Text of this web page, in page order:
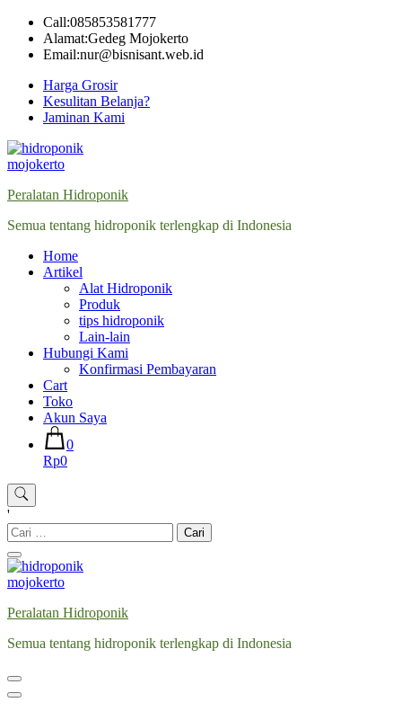
Skip
content
Call:085853581777
Alamat:Gedeg Mojokerto
Email:nur@bisnisant.web.id
Harga Grosir
Kesulitan Belanja?
Jaminan Kami
Peralatan Hidroponik
Semua tentang hidroponik terlengkap di Indonesia
Home
Artikel
Alat Hidroponik
Produk
tips hidroponik
Lain-lain
Hubungi Kami
Konfirmasi Pembayaran
Cart
Toko
Akun Saya
0
Rp0
'
Cari
untuk:
Peralatan Hidroponik
Semua tentang hidroponik terlengkap di Indonesia